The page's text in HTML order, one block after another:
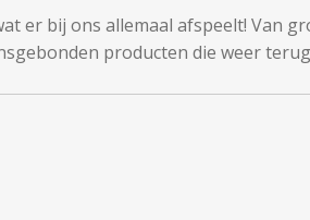
er bij ons allemaal afspeelt! Van
producten die weer